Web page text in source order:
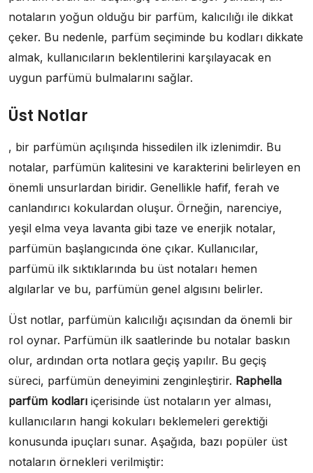
notaların yoğun olduğu bir parfüm, kalıcılığı ile dikkat
çeker. Bu nedenle, parfüm seçiminde bu kodları dikkate
almak, kullanıcıların beklentilerini karşılayacak en
uygun parfümü bulmalarını sağlar.
Üst Notlar
, bir parfümün açılışında hissedilen ilk izlenimdir. Bu
notalar, parfümün kalitesini ve karakterini belirleyen en
önemli unsurlardan biridir. Genellikle hafif, ferah ve
canlandırıcı kokulardan oluşur. Örneğin, narenciye,
yeşil elma veya lavanta gibi taze ve enerjik notalar,
parfümün başlangıcında öne çıkar. Kullanıcılar,
parfümü ilk sıktıklarında bu üst notaları hemen
algılarlar ve bu, parfümün genel algısını belirler.
Üst notlar, parfümün kalıcılığı açısından da önemli bir
rol oynar. Parfümün ilk saatlerinde bu notalar baskın
olur, ardından orta notlara geçiş yapılır. Bu geçiş
süreci, parfümün deneyimini zenginleştirir. Raphella
parfüm kodları içerisinde üst notaların yer alması,
kullanıcıların hangi kokuları beklemeleri gerektiği
konusunda ipuçları sunar. Aşağıda, bazı popüler üst
notaların örnekleri verilmiştir: